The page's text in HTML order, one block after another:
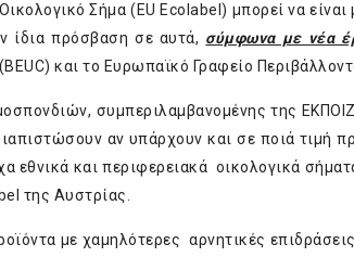
Σήμα (EU Εcolabel) μπορεί να
ίδια πρόσβαση σε αυτά, σύμφωνα με νέα
και το Ευρωπαϊκό Γραφείο
συμπεριλαμβανομένης της
αν υπάρχουν και σε ποιά τιμή
εθνικά και περιφερειακά οικολογικά
της Αυστρίας.
με χαμηλότερες αρνητικές